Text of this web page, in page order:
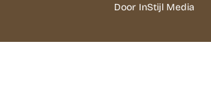
Door InStijl Media